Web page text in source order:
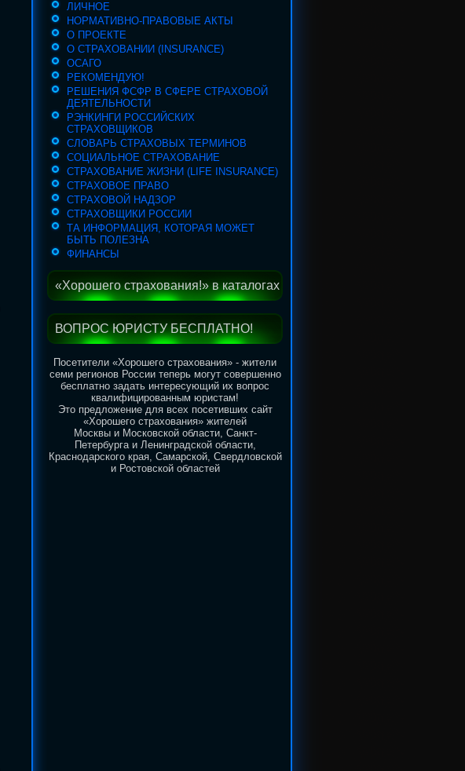
ЛИЧНОЕ
НОРМАТИВНО-ПРАВОВЫЕ АКТЫ
О ПРОЕКТЕ
О СТРАХОВАНИИ (INSURANCE)
ОСАГО
РЕКОМЕНДУЮ!
РЕШЕНИЯ ФСФР В СФЕРЕ СТРАХОВОЙ
ДЕЯТЕЛЬНОСТИ
РЭНКИНГИ РОССИЙСКИХ
СТРАХОВЩИКОВ
СЛОВАРЬ СТРАХОВЫХ ТЕРМИНОВ
СОЦИАЛЬНОЕ СТРАХОВАНИЕ
СТРАХОВАНИЕ ЖИЗНИ (LIFE INSURANCE)
СТРАХОВОЕ ПРАВО
СТРАХОВОЙ НАДЗОР
СТРАХОВЩИКИ РОССИИ
ТА ИНФОРМАЦИЯ, КОТОРАЯ МОЖЕТ
БЫТЬ ПОЛЕЗНА
ФИНАНСЫ
«Хорошего страхования!» в каталогах
ВОПРОС ЮРИСТУ БЕСПЛАТНО!
Посетители «Хорошего страхования» - жители
семи регионов России теперь могут совершенно
бесплатно задать интересующий их вопрос
квалифицированным юристам!
Это предложение для всех посетивших сайт
«Хорошего страхования» жителей
Москвы и Московской области, Санкт-
Петербурга и Ленинградской области,
Краснодарского края, Самарской, Свердловской
и Ростовской областей